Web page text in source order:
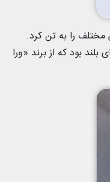
را به تن کرد.
بود که از برند «ورا